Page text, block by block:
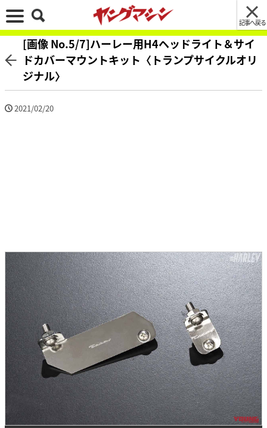
記事へ戻る
[画像 No.5/7]ハーレー用H4ヘッドライト＆サイ
ドカバーマウントキット〈トランプサイクルオリ
ジナル〉
2021/02/20